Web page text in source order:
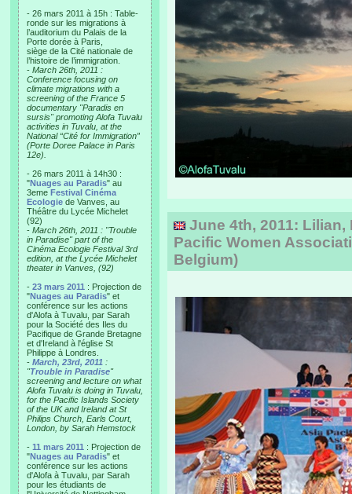
- 26 mars 2011 à 15h : Table-
ronde sur les migrations à
l’auditorium du Palais de la
Porte dorée à Paris,
siège de la Cité nationale de
l’histoire de l’immigration.
- March 26th, 2011 :
Conference focusing on
climate migrations with a
screening of the France 5
documentary "Paradis en
sursis" promoting Alofa Tuvalu
activities in Tuvalu, at the
National “Cité for Immigration”
(Porte Doree Palace in Paris
12e).
- 26 mars 2011 à 14h30 :
"Nuages au Paradis" au
3eme Festival Cinéma
Ecologie de Vanves, au
Théâtre du Lycée Michelet
(92)
- March 26th, 2011 : "Trouble
in Paradise" part of the
Cinéma Ecologie Festival 3rd
edition, at the Lycée Michelet
theater in Vanves, (92)
- 23 mars 2011 : Projection de
"Nuages au Paradis" et
conférence sur les actions
d'Alofa à Tuvalu, par Sarah
pour la Société des Iles du
Pacifique de Grande Bretagne
et d'Ireland à l'église St
Philippe à Londres.
- March, 23rd, 2011 :
"Trouble in Paradise"
screening and lecture on what
Alofa Tuvalu is doing in Tuvalu,
for the Pacific Islands Society
of the UK and Ireland at St
Philips Church, Earls Court,
London, by Sarah Hemstock
- 11 mars 2011 : Projection de
"Nuages au Paradis" et
conférence sur les actions
d'Alofa à Tuvalu, par Sarah
pour les étudiants de
June 4th, 2011: Lilian,
Pacific Women
Belgium)